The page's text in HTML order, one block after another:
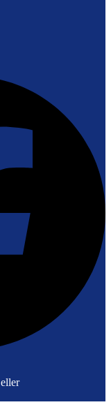
eller